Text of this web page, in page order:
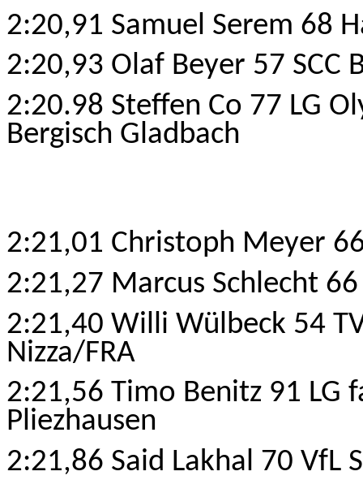
2:20,91 Samuel Serem 68
2:20,93 Olaf Beyer 57 SCC
2:20.98 Steffen Co 77 LG
Bergisch Gladbach
2:21,01 Christoph Meyer
2:21,27 Marcus Schlecht
2:21,40 Willi Wülbeck 54
Nizza/FRA
2:21,56 Timo Benitz 91 LG
Pliezhausen
2:21,86 Said Lakhal 70 VfL